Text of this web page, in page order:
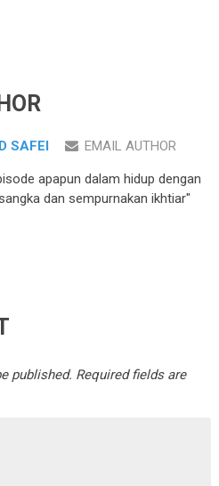
SAFEI EMAIL AUTHOR
apapun dalam hidup dengan
dan sempurnakan ikhtiar"
published. Required fields are